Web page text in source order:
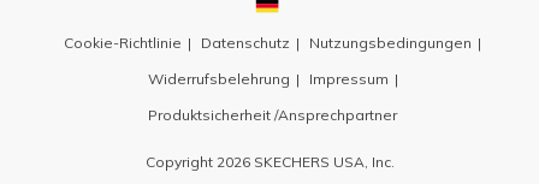
Cookie-Richtlinie Datenschutz
Nutzungsbedingungen
Widerrufsbelehrung
Impressum
Produktsicherheit /Ansprechpartner
Copyright 2026 SKECHERS USA, Inc.